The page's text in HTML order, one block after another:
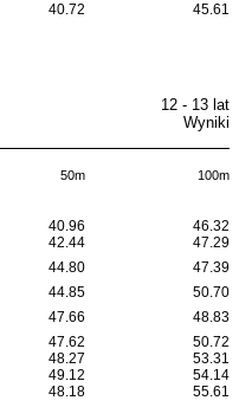
40.72 45.61
12 - 13 lat
Wyniki
50m 100m
40.96
46.32
42.44
47.29
44.80
47.39
44.85
50.70
47.66
48.83
47.62
50.72
48.27
53.31
49.12
54.14
48.18
55.61